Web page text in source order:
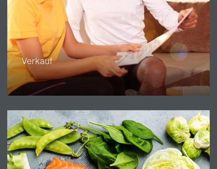
Verkauf